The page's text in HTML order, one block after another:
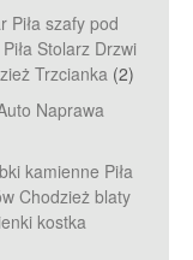
Piła szafy pod
Stolarz Drzwi
Trzcianka (2)
Naprawa
kamienne Piła
Chodzież blaty
kostka